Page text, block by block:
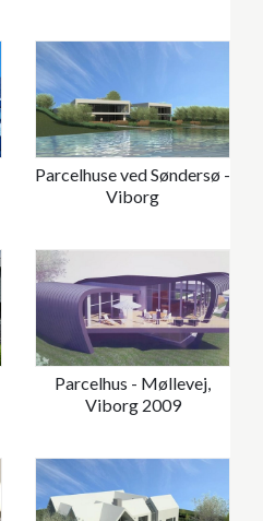
Parcelhuse ved Søndersø -
Viborg
Parcelhus - Møllevej,
Viborg 2009